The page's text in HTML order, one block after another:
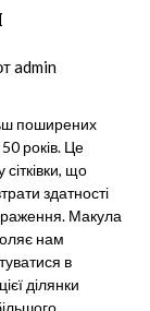
admin
поширених
років. Це
що
здатності
Макула
нам
в
ділянки